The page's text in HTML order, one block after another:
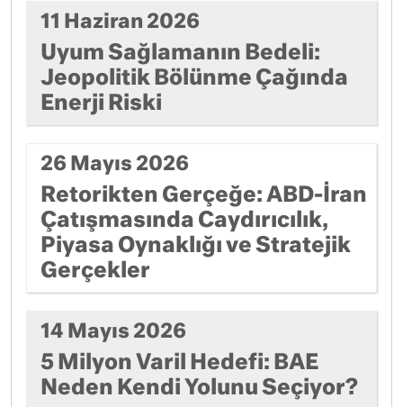
11 Haziran 2026
Uyum Sağlamanın Bedeli:
Jeopolitik Bölünme Çağında
Enerji Riski
26 Mayıs 2026
Retorikten Gerçeğe: ABD-İran
Çatışmasında Caydırıcılık,
Piyasa Oynaklığı ve Stratejik
Gerçekler
14 Mayıs 2026
5 Milyon Varil Hedefi: BAE
Neden Kendi Yolunu Seçiyor?